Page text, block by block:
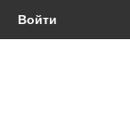
Войти